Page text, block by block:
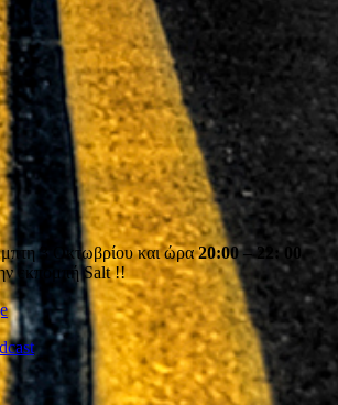
3 Οκτωβρίου και ώρα20:00 – 22: 00
εκπομπή Salt !!